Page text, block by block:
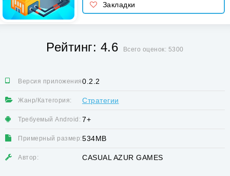
Закладки
Рейтинг: 4.6 Всего оценок: 5300
Версия приложения:0.2.2
Жанр/Категория: Стратегии
Требуемый Android: 7+
Примерный размер:534MB
Автор: CASUAL AZUR GAMES